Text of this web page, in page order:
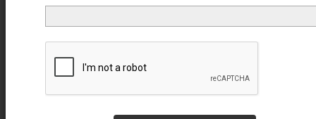
Greatest Magic) video
DOWNLOAD